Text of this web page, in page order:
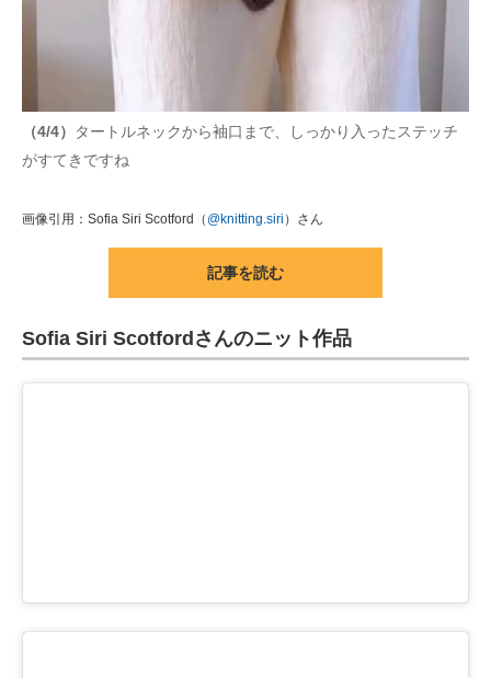
（4/4）
タートルネックから袖口まで、しっかり入ったステッチ
がすてきですね
画像引用：Sofia Siri Scotford（ @knitting.siri ）さん
記事を読む
Sofia Siri Scotfordさんのニット作品